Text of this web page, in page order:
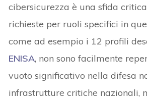
cibersicurezza è una sfida
richieste per ruoli specifici in
come ad esempio i 12 profili
ENISA, non sono facilmente
vuoto significativo nella difesa
infrastrutture critiche nazionali,